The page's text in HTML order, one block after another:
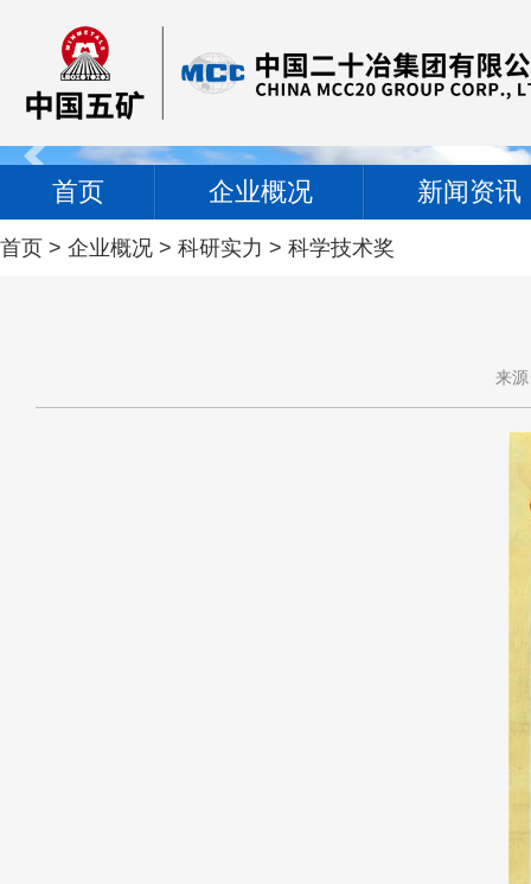
首页 企业概况 新闻资讯
首页 > 企业概况 > 科研实力 > 科学技术奖
来